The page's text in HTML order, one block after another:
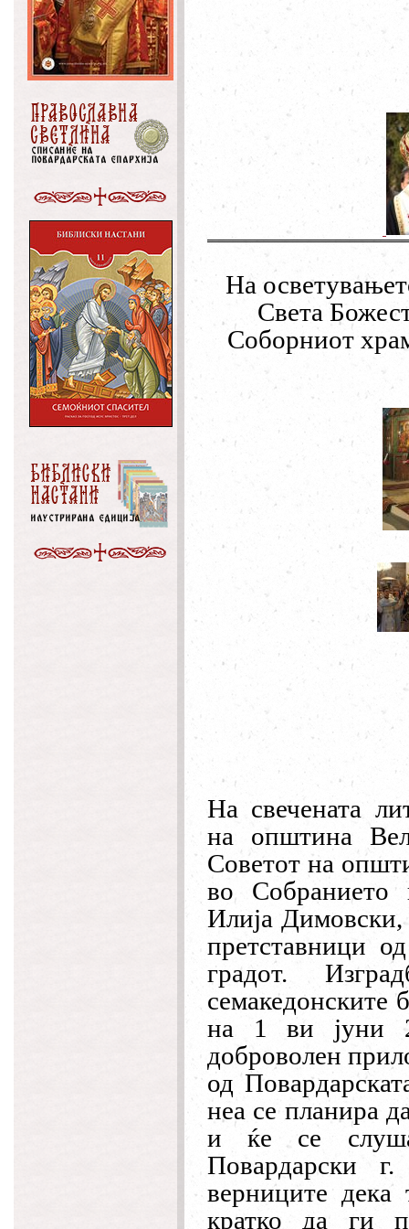
На
Света
Соборниот
На свечената
на општина
Советот на
во Собранието
Илија
претставници
градот.
семакедонските
на 1 ви јуни
доброволен
од
неа се планира
и ќе се
Повардарски
верниците
кратко да ги